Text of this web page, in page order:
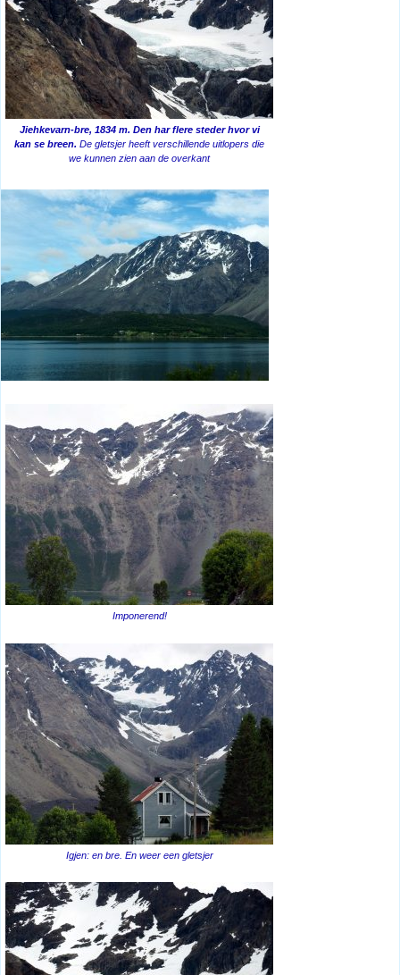
Jiehkevarn-bre, 1834 m. Den har flere steder hvor vi
kan se breen. De gletsjer heeft verschillende uitlopers die
we kunnen zien aan de overkant
Imponerend!
Igjen: en bre. En weer een gletsjer